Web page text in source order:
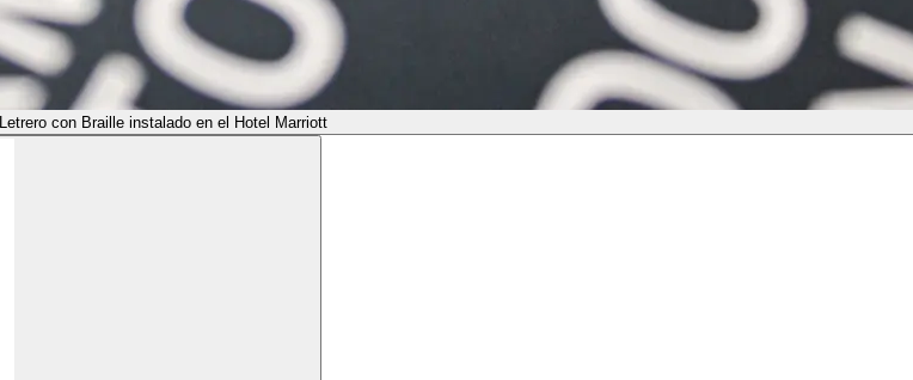
Letrero con Braille instalado en el Hotel Marriott